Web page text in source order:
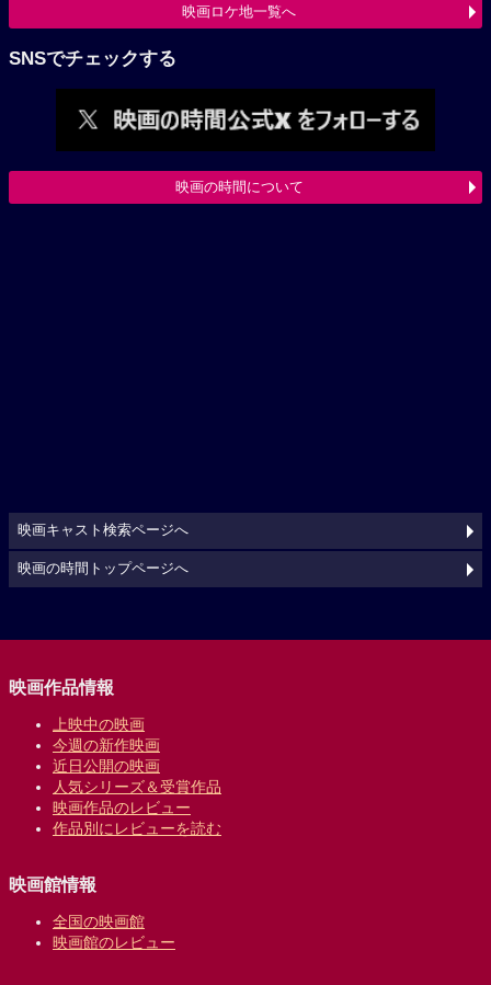
映画ロケ地一覧へ
SNSでチェックする
映画の時間について
映画キャスト検索ページへ
映画の時間トップページへ
映画作品情報
上映中の映画
今週の新作映画
近日公開の映画
人気シリーズ＆受賞作品
映画作品のレビュー
作品別にレビューを読む
映画館情報
全国の映画館
映画館のレビュー